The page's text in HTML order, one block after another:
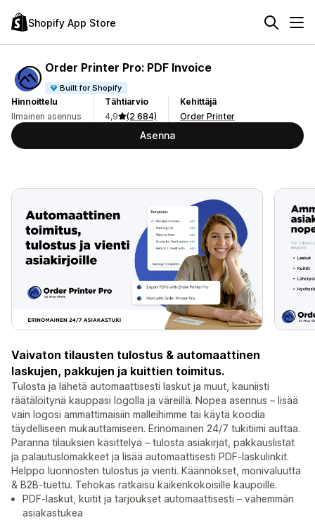
Shopify App Store
Order Printer Pro: PDF Invoice
Built for Shopify
Hinnoittelu
Ilmainen asennus
Tähtiarvio
4,9
(2 684)
Kehittäjä
Order Printer
Asenna
Vaivaton tilausten tulostus & automaattinen
laskujen, pakkujen ja kuittien toimitus.
Tulosta ja lähetä automaattisesti laskut ja muut, kauniisti
räätälöitynä kauppasi logolla ja väreillä. Nopea asennus – lisää
vain logosi ammattimaisiin malleihimme tai käytä koodia
täydelliseen mukauttamiseen. Erinomainen 24/7 tukitiimi auttaa.
Paranna tilauksien käsittelyä – tulosta asiakirjat, pakkauslistat
ja palautuslomakkeet ja lisää automaattisesti PDF-laskulinkit.
Helppo luonnosten tulostus ja vienti. Käännökset, monivaluutta
& B2B-tuettu. Tehokas ratkaisu kaikenkokoisille kaupoille.
PDF-laskut, kuitit ja tarjoukset automaattisesti – vähemmän
asiakastukea